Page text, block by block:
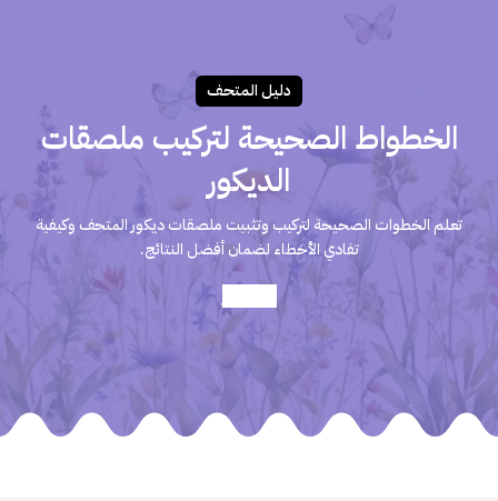
دليـل المتحـف
الخطواط الصحيحة لتركيب ملصقات
الديكور
تعلم الخطوات الصحيحة لتركيب وتثبيت ملصقات ديكور المتحف وكيفية
تفادي الأخطاء لضمان أفضل النتائج.